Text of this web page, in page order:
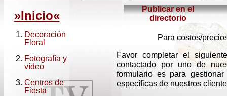
»Inicio«
Decoración
Floral
Fotografía y
vídeo
Centros de
Fiesta
Publicar en el
directorio
Para costos/
Favor completar el
contactado por uno de
formulario es para
específicas de nuestros